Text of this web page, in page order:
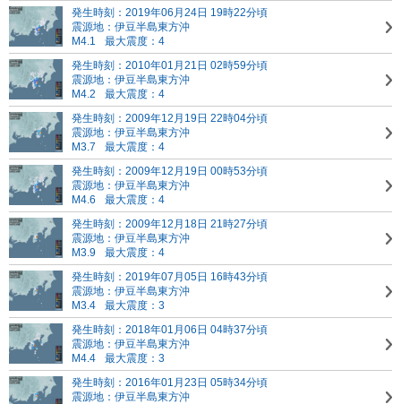
発生時刻：2019年06月24日 19時22分頃
震源地：伊豆半島東方沖
M4.1
最大震度：4
発生時刻：2010年01月21日 02時59分頃
震源地：伊豆半島東方沖
M4.2
最大震度：4
発生時刻：2009年12月19日 22時04分頃
震源地：伊豆半島東方沖
M3.7
最大震度：4
発生時刻：2009年12月19日 00時53分頃
震源地：伊豆半島東方沖
M4.6
最大震度：4
発生時刻：2009年12月18日 21時27分頃
震源地：伊豆半島東方沖
M3.9
最大震度：4
発生時刻：2019年07月05日 16時43分頃
震源地：伊豆半島東方沖
M3.4
最大震度：3
発生時刻：2018年01月06日 04時37分頃
震源地：伊豆半島東方沖
M4.4
最大震度：3
発生時刻：2016年01月23日 05時34分頃
震源地：伊豆半島東方沖